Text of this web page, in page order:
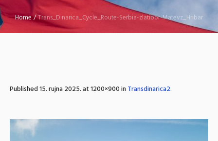
Home/Trans_Dinarica_Cycle_Route-Serbia-zlatibor-Matevz_Hribar
Published15. rujna 2025.at 1200×900 inTransdinarica2.